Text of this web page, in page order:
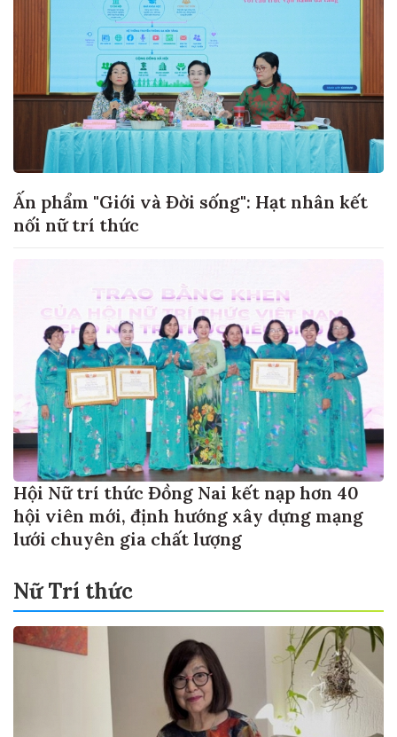
Ấn phẩm "Giới và Đời sống": Hạt nhân kết
nối nữ trí thức
Hội Nữ trí thức Đồng Nai kết nạp hơn 40
hội viên mới, định hướng xây dựng mạng
lưới chuyên gia chất lượng
Nữ Trí thức